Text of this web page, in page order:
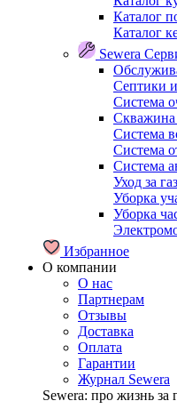
Каталог
Каталог
Sewera
Септики
Система
Скважина
Система
Система
Система
Уход за
Уборка
Уборка
Избранное
О компании
О нас
Партнерам
Отзывы
Доставка
Оплата
Гарантии
Журнал Sewera
Sewera: про жизнь за